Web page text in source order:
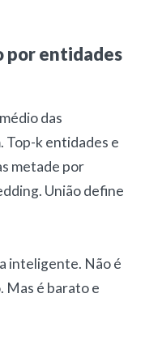
por entidades
das
Top-k entidades e
metade por
União define
inteligente. Não é
é barato e